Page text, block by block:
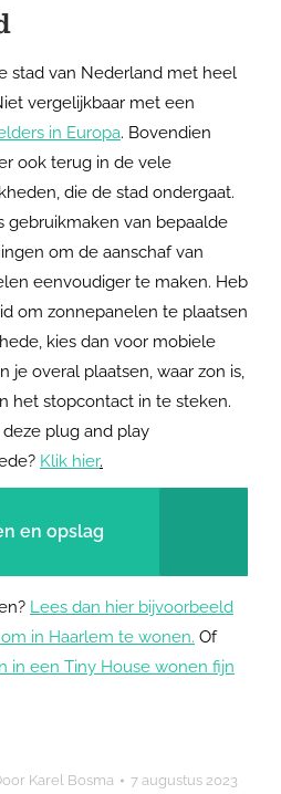
stad van Nederland met heel
vergelijkbaar met een
in Europa. Bovendien
ook terug in de vele
die de stad ondergaat.
gebruikmaken van bepaalde
om de aanschaf van
eenvoudiger te maken. Heb
om zonnepanelen te plaatsen
kies dan voor mobiele
je overal plaatsen, waar zon is,
het stopcontact in te steken.
plug and play
Klik hier.
en opslag
Lees dan hier bijvoorbeeld
in Haarlem te wonen. Of
in een Tiny House wonen fijn
Karel Bosma 7 augustus 2023